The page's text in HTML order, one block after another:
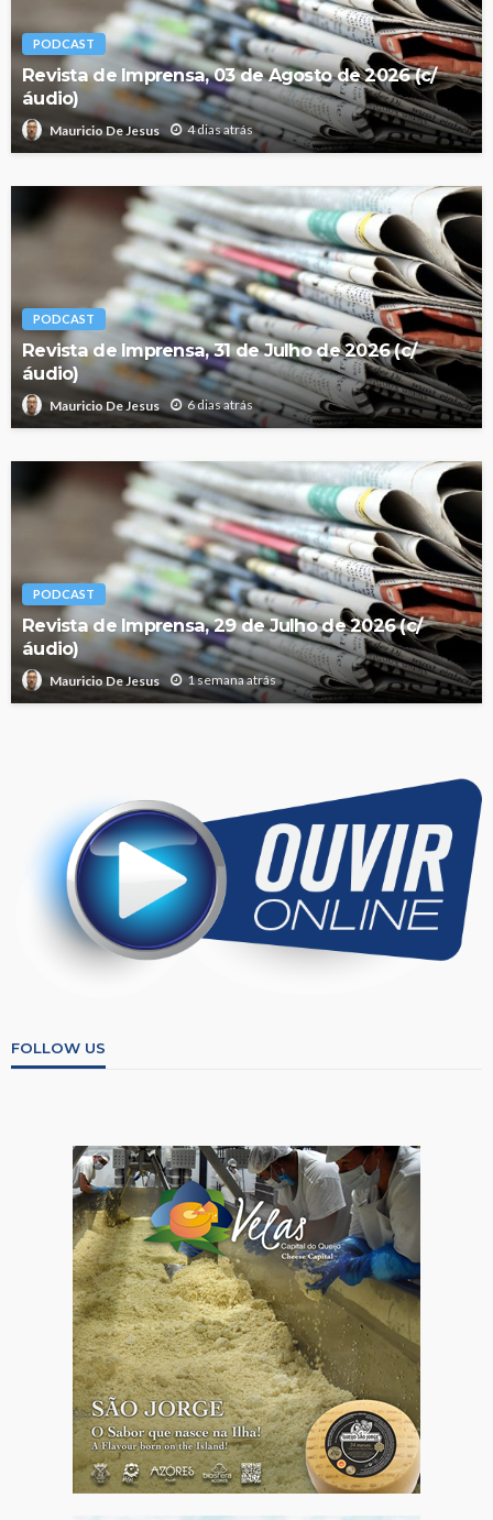
PODCAST
Revista de Imprensa, 03 de Agosto de 2026 (c/
áudio)
Mauricio De Jesus 4 dias atrás
PODCAST
Revista de Imprensa, 31 de Julho de 2026 (c/
áudio)
Mauricio De Jesus 6 dias atrás
PODCAST
Revista de Imprensa, 29 de Julho de 2026 (c/
áudio)
Mauricio De Jesus 1 semana atrás
FOLLOW US